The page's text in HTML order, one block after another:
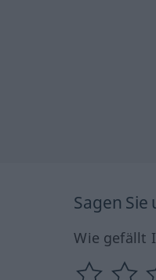
Sagen
Wie gefällt